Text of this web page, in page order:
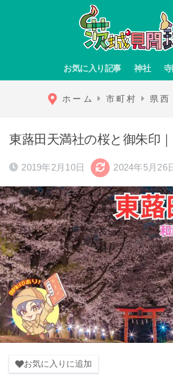
お気に入り記事 神社
ホーム 市町村 県西
東蕗田天満社の桜と御朱印
2019年2月10日 2024年5月26
お気に入りに追加